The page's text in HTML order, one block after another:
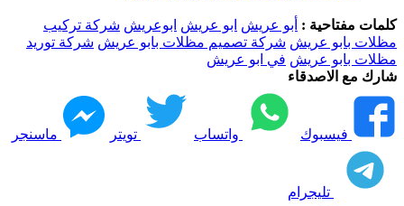
كلمات مفتاحية : أبو عريش ابو عريش ابوعريش شركة تركيب
مظلات بابو عريش شركة تصميم مظلات بابو عريش شركة توريد
مظلات بابو عريش في ابو عريش
شارك مع الاصدقاء
فيسبوك واتساب تويتر ماسنجر
تليجرام